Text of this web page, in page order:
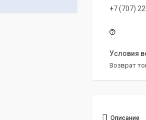
+7 (707)
возврат
Описание